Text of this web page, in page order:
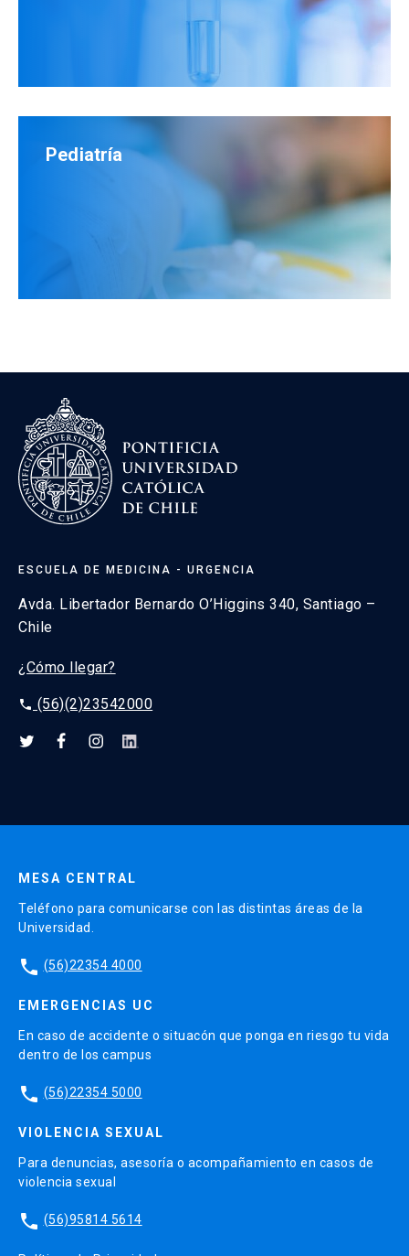
Pediatría
ESCUELA DE MEDICINA - URGENCIA
Avda. Libertador Bernardo O’Higgins 340, Santiago –
Chile
¿Cómo llegar?
phone (56)(2)23542000
MESA CENTRAL
Teléfono para comunicarse con las distintas áreas de la
Universidad.
phone (56)22354 4000
EMERGENCIAS UC
En caso de accidente o situacón que ponga en riesgo tu vida
dentro de los campus
phone (56)22354 5000
VIOLENCIA SEXUAL
Para denuncias, asesoría o acompañamiento en casos de
violencia sexual
phone (56)95814 5614